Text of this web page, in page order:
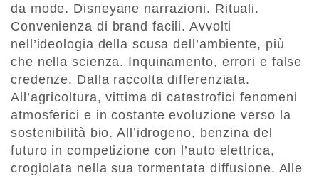
da mode. Disneyane narrazioni. Rituali.
Convenienza di brand facili. Avvolti
nell’ideologia della scusa dell’ambiente, più
che nella scien­za. Inquinamento, errori e false
credenze. Dalla raccolta differenziata.
All’agricol­tura, vittima di catastrofici fenomeni
atmosferici e in costante evoluzione verso la
sostenibilità bio. All’idrogeno, benzina del
futuro in competizione con l’auto elet­trica,
crogiolata nella sua tormentata diffusione. Alle